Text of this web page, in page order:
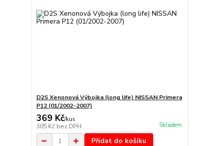
D2S Xenonová Výbojka (long life) NISSAN Primera
P12 (01/2002-2007)
369 Kč/kus
305 Kč bez DPH Skladem
Přidat do košíku